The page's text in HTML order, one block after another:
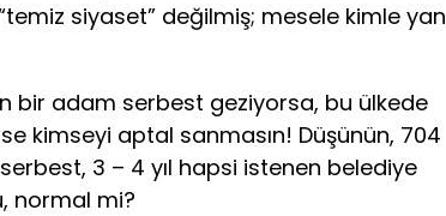
siyaset” değilmiş; mesele kimle yan
bir adam serbest geziyorsa, bu ülkede
kimseyi aptal sanmasın! Düşünün, 704
3 – 4 yıl hapsi istenen belediye
normal mi?